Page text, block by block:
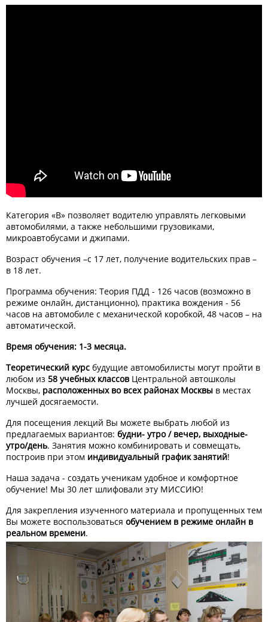
Категория «В» позволяет водителю управлять легковыми
автомобилями, а также небольшими грузовиками,
микроавтобусами и джипами.
Возраст обучения –с 17 лет, получение водительских прав –
в 18 лет.
Программа обучения: Теория ПДД - 126 часов (возможно в
режиме онлайн, дистанционно), практика вождения - 56
часов на автомобиле с механической коробкой, 48 часов – на
автоматической.
Время обучения: 1-3 месяца.
Теоретический курс будущие автомобилисты могут пройти в
любом из 58 учебных классов Центральной автошколы
Москвы, расположенных во всех районах Москвы в местах
лучшей досягаемости.
Для посещения лекций Вы можете выбрать любой из
предлагаемых вариантов: будни- утро / вечер, выходные-
утро/день. Занятия можно комбинировать и совмещать,
построив при этом индивидуальный график занятий!
Наша задача - создать ученикам удобное и комфортное
обучение! Мы 30 лет шлифовали эту МИССИЮ!
Для закрепления изученного материала и пропущенных тем
Вы можете воспользоваться обучением в режиме онлайн в
реальном времени.